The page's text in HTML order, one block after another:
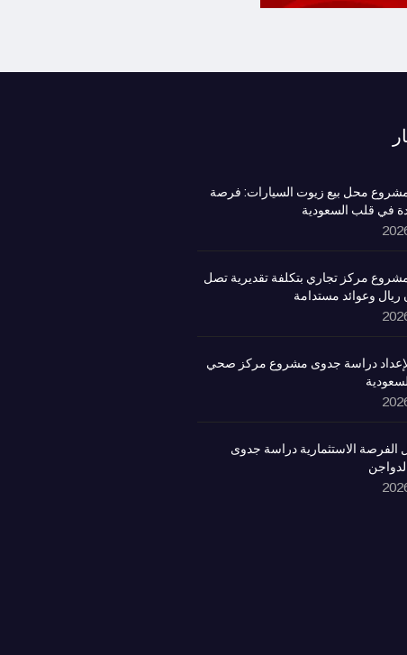
محل بيع زيوت السيارات: فرصة
في قلب السعودية
مركز تجاري بتكلفة تقديرية تصل
لإعداد دراسة جدوى مشروع مركز صحي
الاستثمارية دراسة جدوى